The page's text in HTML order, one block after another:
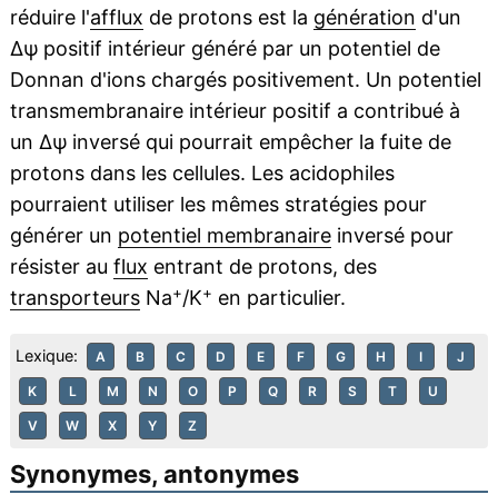
réduire l'afflux de protons est la génération d'un
Δψ positif intérieur généré par un potentiel de
Donnan d'ions chargés positivement. Un potentiel
transmembranaire intérieur positif a contribué à
un Δψ inversé qui pourrait empêcher la fuite de
protons dans les cellules. Les acidophiles
pourraient utiliser les mêmes stratégies pour
générer un potentiel membranaireinversé pour
résister au flux entrant de protons, des
transporteursNa+/K+ en particulier.
Lexique: A B C D E F G H I J
K L M N O P Q R S T U
V W X Y Z
Synonymes, antonymes